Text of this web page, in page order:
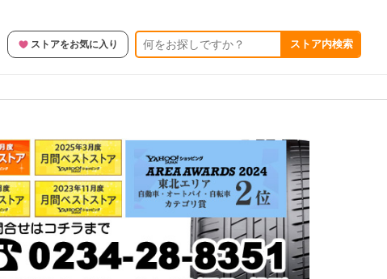
ストアをお気に入り ストア内検索